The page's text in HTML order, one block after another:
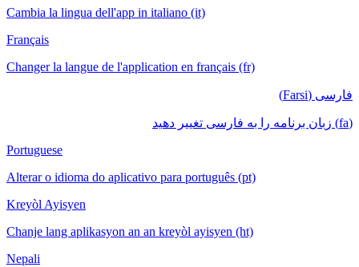
Cambia la lingua dell'app in italiano (it)
Français
Changer la langue de l'application en français (fr)
فارسی (Farsi)
(fa) زبان برنامه را به فارسی تغییر دهید
Portuguese
Alterar o idioma do aplicativo para português (pt)
Kreyòl Ayisyen
Chanje lang aplikasyon an an kreyòl ayisyen (ht)
Nepali